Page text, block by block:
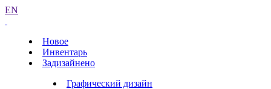
EN
Новое
Инвентарь
Задизайнено
Графический дизайн